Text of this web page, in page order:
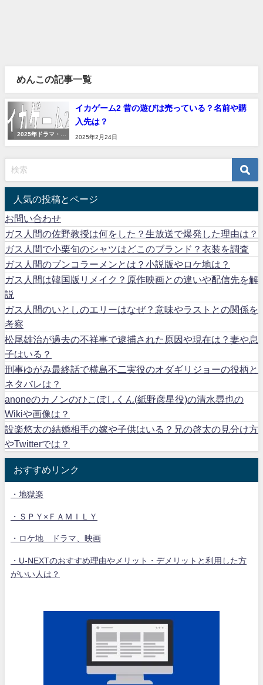
めんこの記事一覧
2025年ドラマ・映
イカゲーム2 昔の遊びは売っている？名前や購
入先は？
2025年2月24日
人気の投稿とページ
お問い合わせ
ガス人間の佐野教授は何をした？生放送で爆発した理由は？
ガス人間で小栗旬のシャツはどこのブランド？衣装を調査
ガス人間のブンコラーメンとは？小説版やロケ地は？
ガス人間は韓国版リメイク？原作映画との違いや配信先を解
説
ガス人間のいとしのエリーはなぜ？意味やラストとの関係を
考察
松尾雄治が過去の不祥事で逮捕された原因や現在は？妻や息
子はいる？
刑事ゆがみ最終話で横島不二実役のオダギリジョーの役柄と
ネタバレは？
anoneのカノンのひこぼしくん(紙野彦星役)の清水尋也の
Wikiや画像は？
設楽悠太の結婚相手の嫁や子供はいる？兄の啓太の見分け方
やTwitterでは？
おすすめリンク
・地獄楽
・ＳＰＹ×ＦＡＭＩＬＹ
・ロケ地 ドラマ、映画
・U-NEXTのおすすめ理由やメリット・デメリットと利用した方
がいい人は？